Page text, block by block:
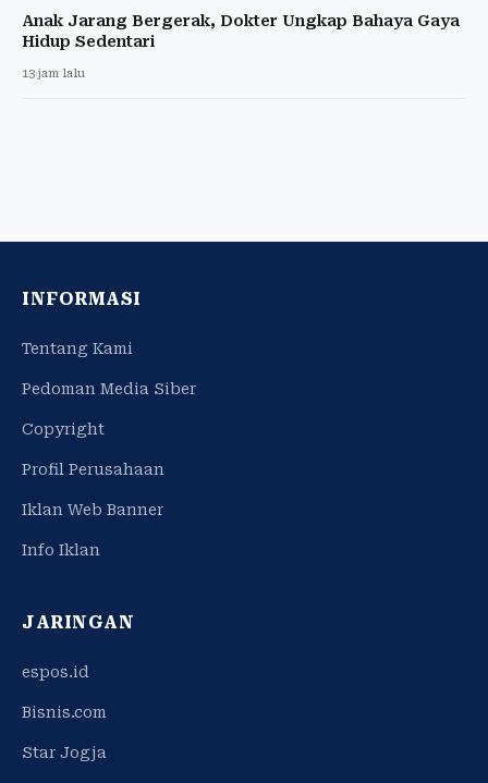
Anak Jarang Bergerak, Dokter Ungkap Bahaya Gaya
Hidup Sedentari
13 jam lalu
INFORMASI
Tentang Kami
Pedoman Media Siber
Copyright
Profil Perusahaan
Iklan Web Banner
Info Iklan
JARINGAN
espos.id
Bisnis.com
Star Jogja